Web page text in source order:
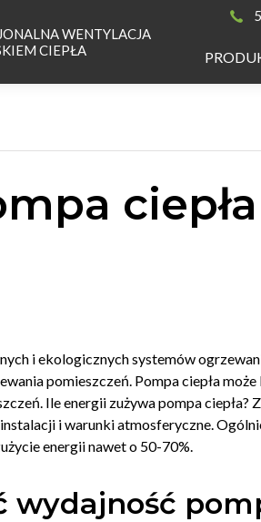
WENTYLACJA
CIEPŁA
ciepła
i ekologicznych systemów
pomieszczeń. Pompa ciepła
Ile energii zużywa pompa ciepła?
i warunki atmosferyczne.
energii nawet o 50-70%.